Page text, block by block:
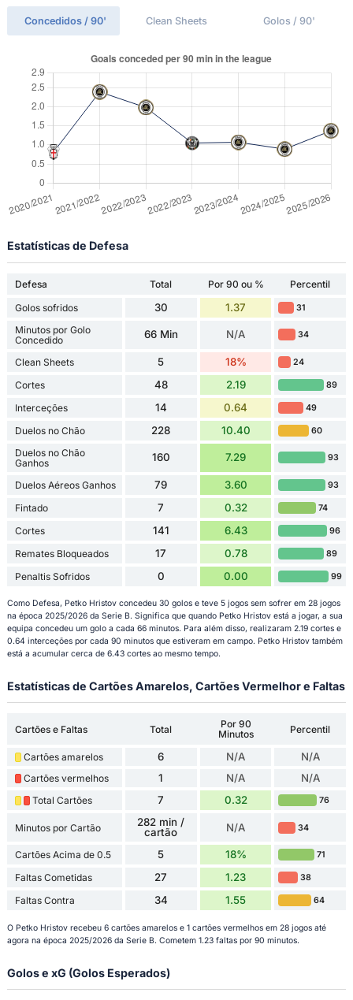
Concedidos / 90' Clean Sheets Golos / 90'
Estatísticas de Defesa
Defesa Total Por 90 ou %
Percentil
Golos sofridos
30 1.37 31
Minutos por Golo
Concedido
66 Min N/A 34
Clean Sheets 5 18% 24
Cortes 48 2.19 89
Interceções 14 0.64 49
Duelos no Chão 228 10.40 60
Duelos no Chão
Ganhos
160 7.29 93
Duelos Aéreos Ganhos 79 3.60 93
Fintado 7 0.32 74
Cortes 141 6.43 96
Remates Bloqueados 17 0.78 89
Penaltis Sofridos 0 0.00 99
Como Defesa, Petko Hristov concedeu 30 golos e teve 5 jogos sem sofrer em 28 jogos
na época 2025/2026 da Serie B. Significa que quando Petko Hristov está a jogar, a sua
equipa concedeu um golo a cada 66 minutos. Para além disso, realizaram 2.19 cortes e
0.64 interceções por cada 90 minutos que estiveram em campo. Petko Hristov também
está a acumular cerca de 6.43 cortes ao mesmo tempo.
Estatísticas de Cartões Amarelos, Cartões Vermelhor e Faltas
Cartões e Faltas Total
Por 90
Minutos
Percentil
Cartões amarelos 6 N/A N/A
Cartões vermelhos 1 N/A N/A
Total Cartões 7 0.32 76
Minutos por Cartão
282 min /
cartão
N/A 34
Cartões Acima de 0.5 5 18% 71
Faltas Cometidas 27 1.23 38
Faltas Contra 34 1.55 64
O Petko Hristov recebeu 6 cartões amarelos e 1 cartões vermelhos em 28 jogos até
agora na época 2025/2026 da Serie B. Cometem 1.23 faltas por 90 minutos.
Golos e xG (Golos Esperados)